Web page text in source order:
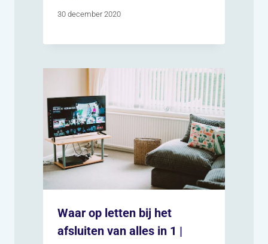
30 december 2020
Waar op letten bij het
afsluiten van alles in 1 |